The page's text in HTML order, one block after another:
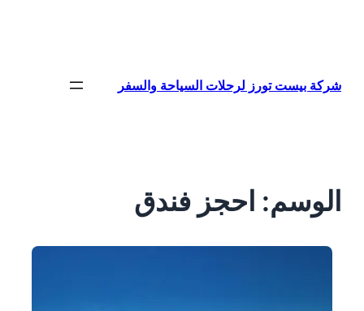
شركة بيست تورز لرحلات السياحة والسفر
الوسم: احجز فندق